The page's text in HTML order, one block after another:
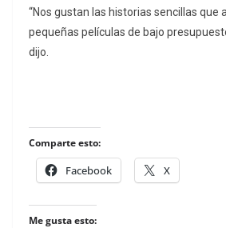
“Nos gustan las historias sencillas que
pequeñas películas de bajo
dijo.
Comparte esto:
Facebook X
Me gusta esto: